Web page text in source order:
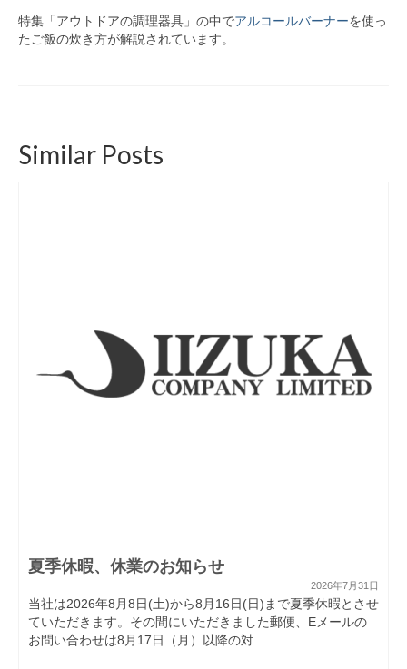
特集「アウトドアの調理器具」の中でアルコールバーナーを使っ
たご飯の炊き方が解説されています。
Similar Posts
夏季休暇、休業のお知らせ
2026年7月31日
当社は2026年8月8日(土)から8月16日(日)まで夏季休暇とさせ
ていただきます。その間にいただきました郵便、Eメールの
お問い合わせは8月17日（月）以降の対 …